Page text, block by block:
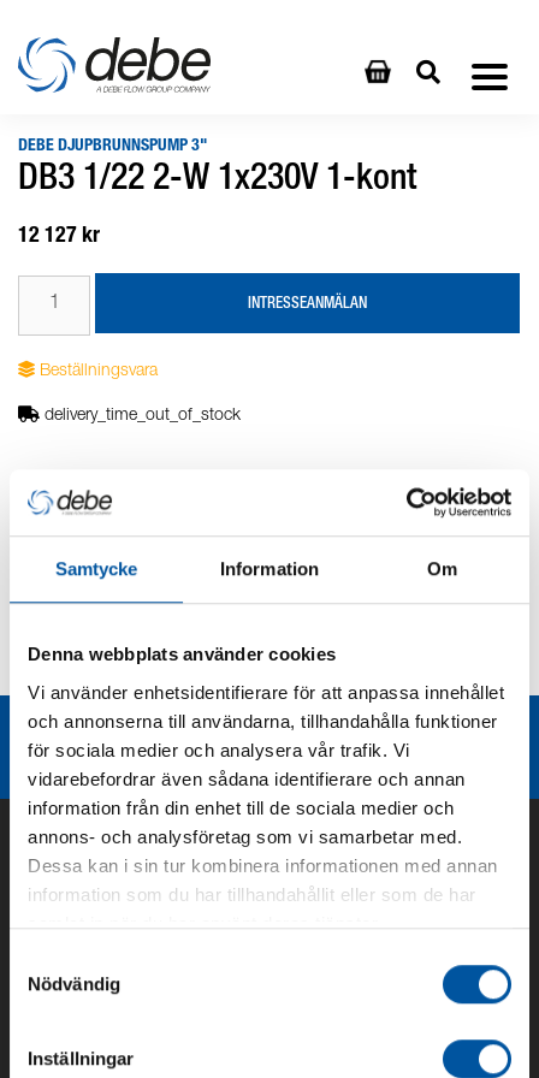
Samtycke Information Om
Denna webbplats använder cookies
Vi använder enhetsidentifierare för att anpassa innehållet
och annonserna till användarna, tillhandahålla funktioner
för sociala medier och analysera vår trafik. Vi
vidarebefordrar även sådana identifierare och annan
information från din enhet till de sociala medier och
annons- och analysföretag som vi samarbetar med.
Dessa kan i sin tur kombinera informationen med annan
information som du har tillhandahållit eller som de har
samlat in när du har använt deras tjänster.
Nödvändig
Inställningar
DEBE DJUPBRUNNSPUMP 3"
DB3 1/22 2-W 1x230V 1-kont
12 127 kr
INTRESSEANMÄLAN
Beställningsvara
delivery_time_out_of_stock
Produktbeskrivning
Kurvor
Liknande produktgrupper
Om oss